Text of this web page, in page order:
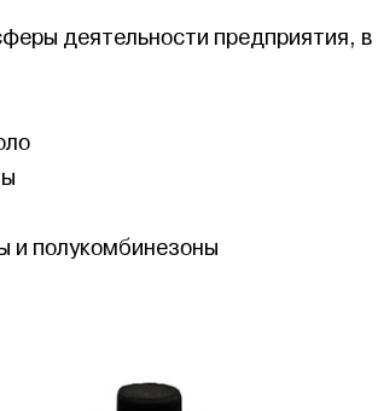
деятельности предприятия,
и полукомбинезоны